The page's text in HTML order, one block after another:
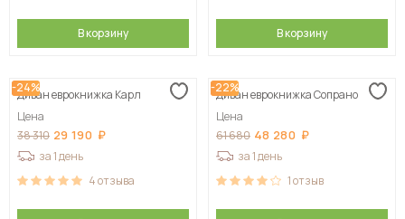
В корзину В корзину
-24%
Диван еврокнижка Карл
Цена
38 310 29 190
за 1 день
4отзыва
-22%
Диван еврокнижка Сопрано
Цена
61 680 48 280
за 1 день
1отзыв